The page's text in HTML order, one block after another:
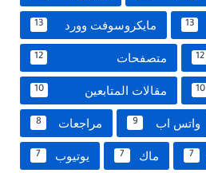
13 مايكروسوفت وورد 13
12 متصفحات 12
10 مقالات المتابعين 10
واتس اب 9 مراجعات 8
7 ماك 7 يوتيوب 7